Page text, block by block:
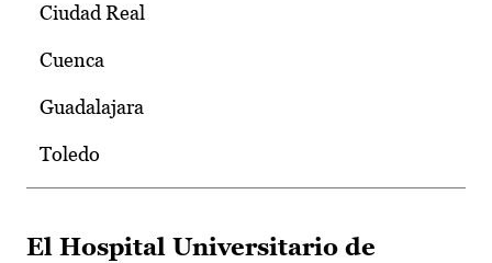
Ciudad Real
Cuenca
Guadalajara
Toledo
El Hospital Universitario de